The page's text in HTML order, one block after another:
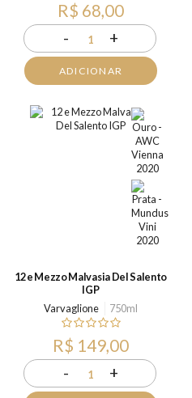
R$ 68,00
- 1 +
ADICIONAR
12 e Mezzo Malvasia Del Salento
IGP
Varvaglione
750ml
R$ 149,00
- 1 +